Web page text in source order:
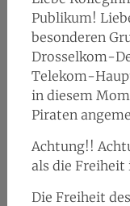
Publikum!
besonderen
Drosselkom-
Telekom-
in diesem
Piraten
Achtung!!
als die
Die Freiheit